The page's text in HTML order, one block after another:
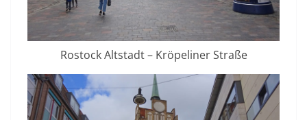
Rostock Altstadt – Kröpeliner Straße